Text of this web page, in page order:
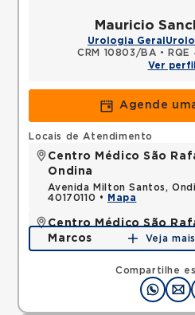
Mauricio
Urologia Geral
CRM 10803/BA •
Ver perfil
Agende
Compartilhe
Locais de Atendimento
Centro Médico São
Ondina
Avenida Milton Santos,
40170110 •
Mapa
Centro Médico São
Marcos
Rua Sao Rafael, Sao
Mapa
Veja